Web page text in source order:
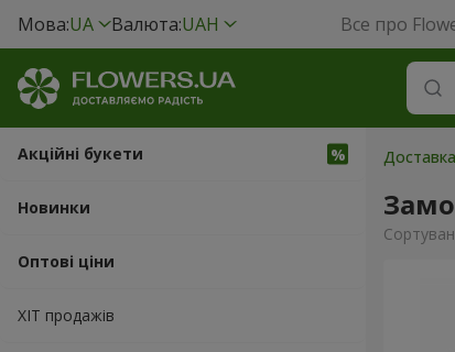
Мова:UA Валюта:UAH Все про
Акційні букети
Новинки
Оптові ціни
ХІТ продажів